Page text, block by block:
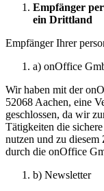
Empfänger
ein Drittland
Empfänger Ihrer
a) onOffice
Wir haben mit der
52068 Aachen, eine
geschlossen, da wir
Tätigkeiten die
nutzen und zu diesem
durch die onOffice
b) Newsletter